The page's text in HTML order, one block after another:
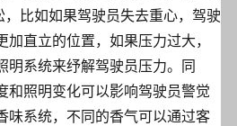
，比如如果驾驶员失去重心，驾驶
直立的位置，如果压力过大，
明系统来纾解驾驶员压力。同
和照明变化可以影响驾驶员警觉
味系统，不同的香气可以通过客